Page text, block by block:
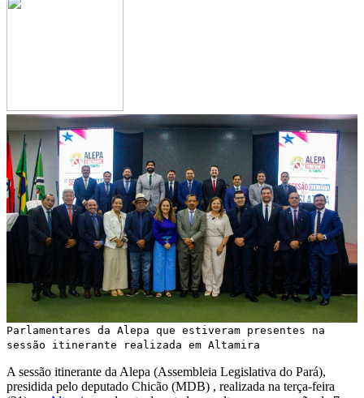
Parlamentares da Alepa que estiveram presentes na
sessão itinerante realizada em Altamira
A sessão itinerante da Alepa (Assembleia Legislativa do Pará),
presidida pelo deputado Chicão (MDB) , realizada na terça-feira